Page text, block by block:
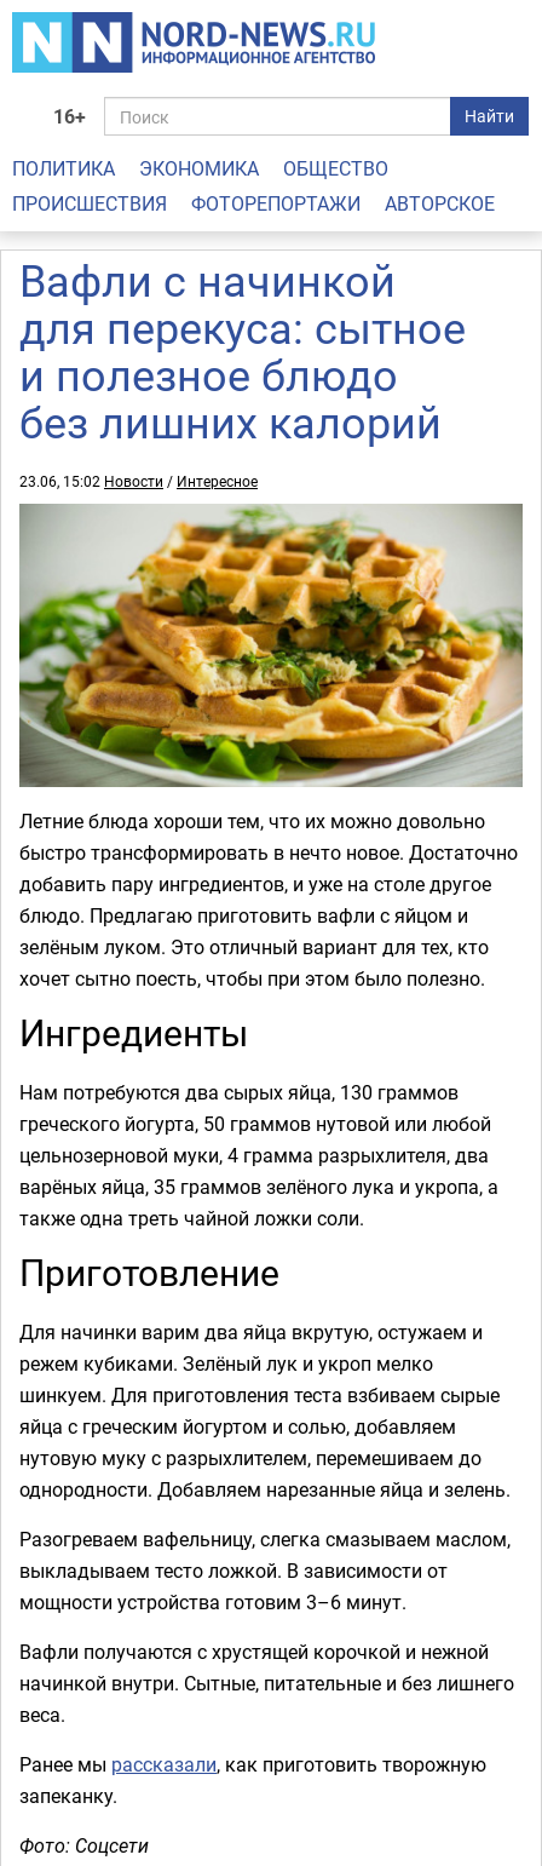
16+ Найти
ПОЛИТИКА ЭКОНОМИКА
ОБЩЕСТВО
ПРОИСШЕСТВИЯ
ФОТОРЕПОРТАЖИ АВТОРСКОЕ
Вафли с начинкой
для перекуса: сытное
и полезное блюдо
без лишних калорий
23.06, 15:02 Новости / Интересное
Летние блюда хороши тем, что их можно довольно
быстро трансформировать в нечто новое. Достаточно
добавить пару ингредиентов, и уже на столе другое
блюдо. Предлагаю приготовить вафли с яйцом и
зелёным луком. Это отличный вариант для тех, кто
хочет сытно поесть, чтобы при этом было полезно.
Ингредиенты
Нам потребуются два сырых яйца, 130 граммов
греческого йогурта, 50 граммов нутовой или любой
цельнозерновой муки, 4 грамма разрыхлителя, два
варёных яйца, 35 граммов зелёного лука и укропа, а
также одна треть чайной ложки соли.
Приготовление
Для начинки варим два яйца вкрутую, остужаем и
режем кубиками. Зелёный лук и укроп мелко
шинкуем. Для приготовления теста взбиваем сырые
яйца с греческим йогуртом и солью, добавляем
нутовую муку с разрыхлителем, перемешиваем до
однородности. Добавляем нарезанные яйца и зелень.
Разогреваем вафельницу, слегка смазываем маслом,
выкладываем тесто ложкой. В зависимости от
мощности устройства готовим 3–6 минут.
Вафли получаются с хрустящей корочкой и нежной
начинкой внутри. Сытные, питательные и без лишнего
веса.
Ранее мы рассказали, как приготовить творожную
запеканку.
Фото: Соцсети